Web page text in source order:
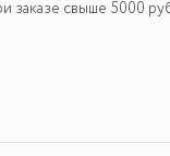
заказе свыше 5000